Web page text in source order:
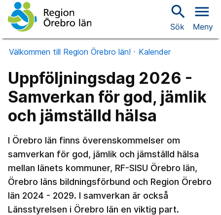
search
Sök
menu
Meny
Välkommen till Region Örebro län! Kalender
Uppföljningsdag 2026 -
Samverkan för god, jämlik
och jämställd hälsa
I Örebro län finns överenskommelser om
samverkan för god, jämlik och jämställd hälsa
mellan länets kommuner, RF-SISU Örebro län,
Örebro läns bildningsförbund och Region Örebro
län 2024 - 2029. I samverkan är också
Länsstyrelsen i Örebro län en viktig part.